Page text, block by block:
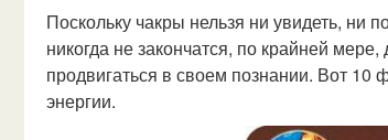
Поскольку чакры нельзя ни увидеть, ни
никогда не закончатся, по крайней
продвигаться в своем познании. Вот 10
энергии.